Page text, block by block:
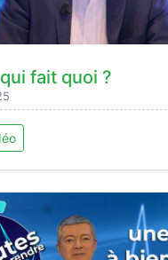
fait quoi ?